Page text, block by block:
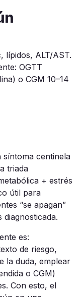
lípidos, ALT/AST.
OGTT
o CGM 10–14
síntoma centinela
triada
+ estrés
útil para
“se apagan”
diagnosticada.
es:
de riesgo,
la duda, emplear
o CGM)
Con esto, el